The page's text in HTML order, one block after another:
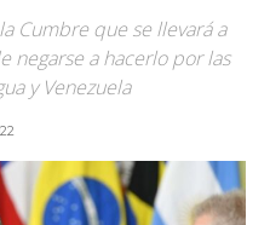
Cumbre que se llevará a
negarse a hacerlo por las
y Venezuela